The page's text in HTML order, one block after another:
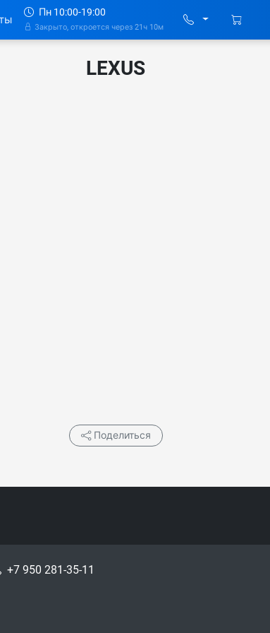
Пн 10:00-19:00
Закрыто, откроется через 21ч 10м
LEXUS
Поделиться
+7 950 281-35-11